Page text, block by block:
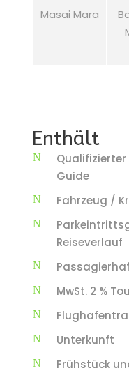
Masai Mara
Enthält
Guide
Fahrzeug /
Reiseverlauf
MwSt. 2 %
Unterkunft
Frühstück